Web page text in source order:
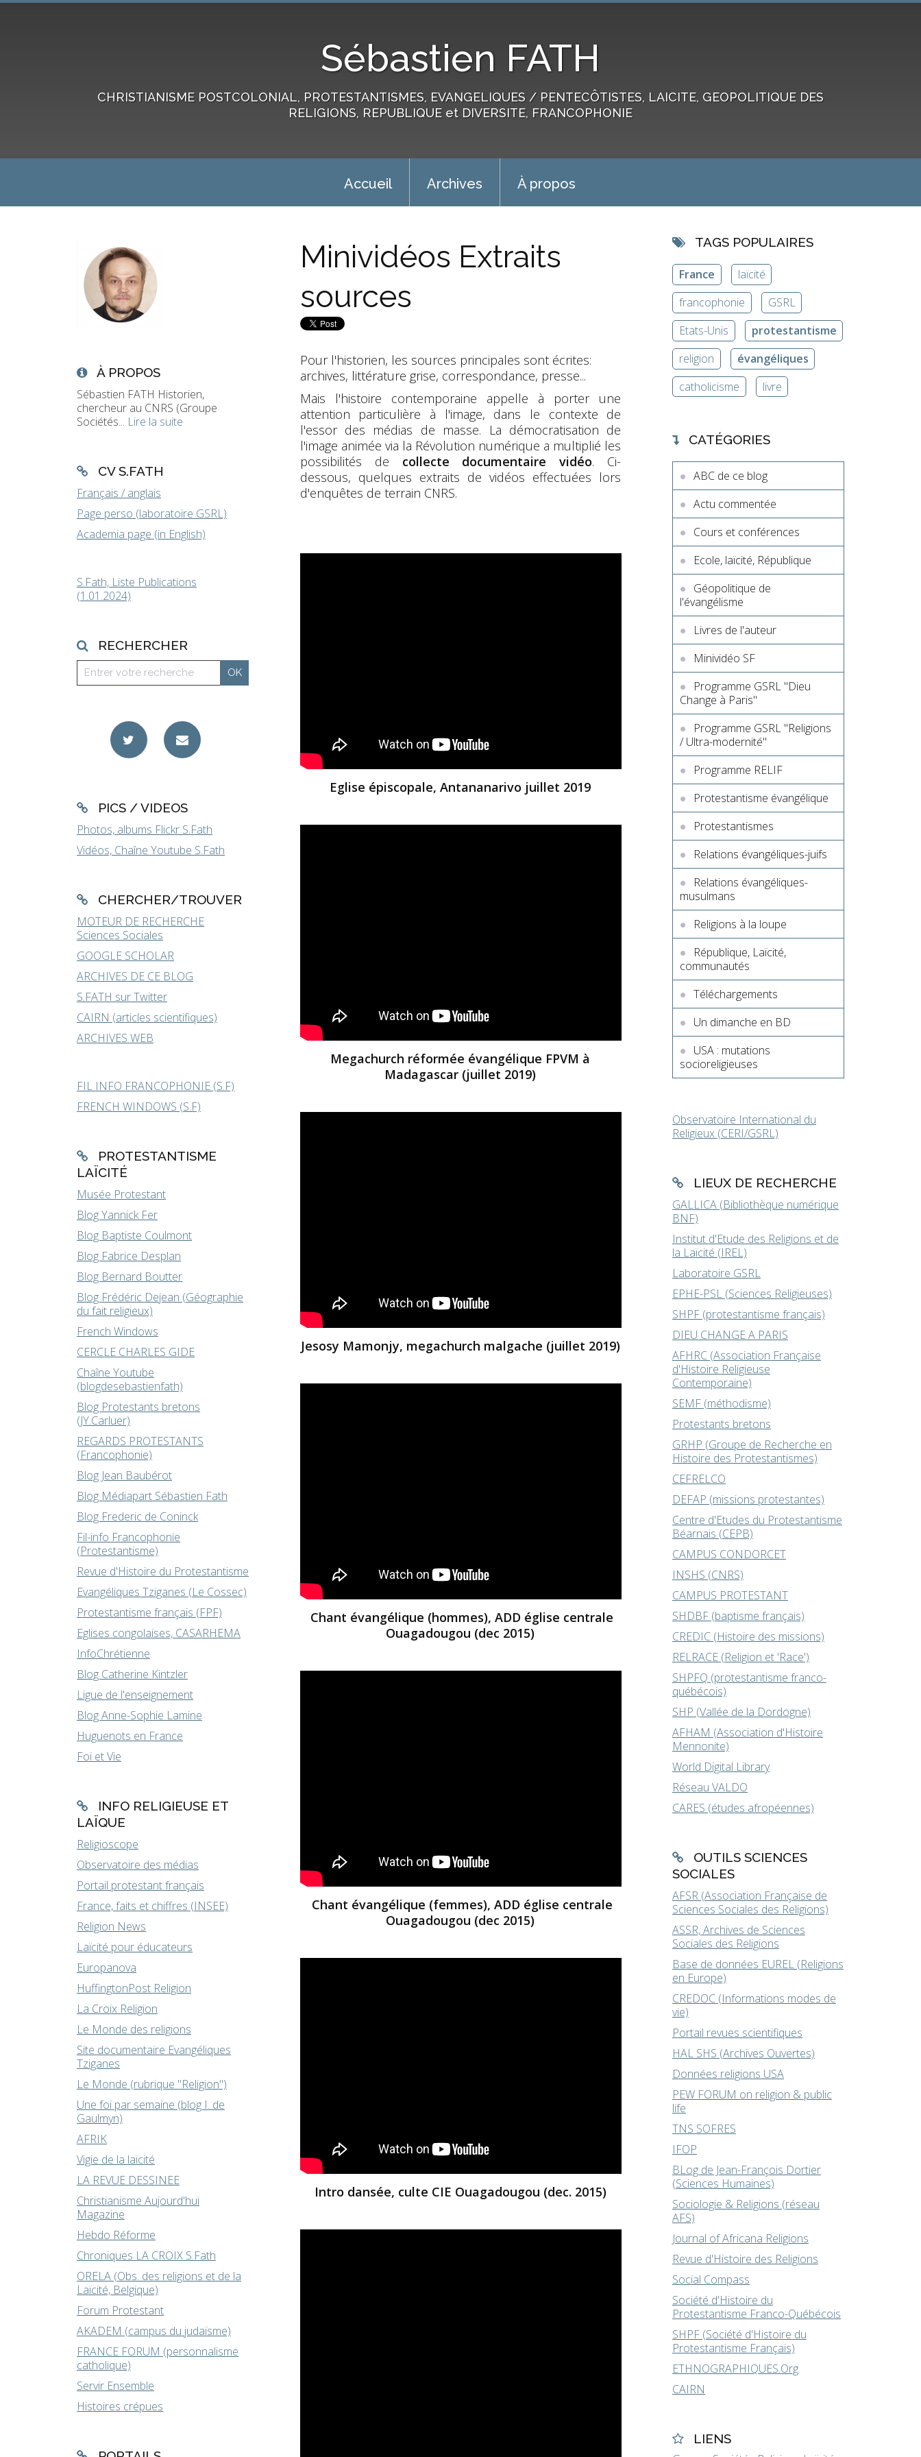
Sébastien FATH
CHRISTIANISME POSTCOLONIAL, PROTESTANTISMES, EVANGELIQUES / PENTECÔTISTES, LAICITE, GEOPOLITIQUE DES
RELIGIONS, REPUBLIQUE et DIVERSITE, FRANCOPHONIE
Accueil Archives À propos
À PROPOS
Sébastien FATH Historien,
chercheur au CNRS (Groupe
Sociétés... Lire la suite
CV S.FATH
Français / anglais
Page perso (laboratoire GSRL)
Academia page (in English)
S.Fath, Liste Publications
(1.01.2024)
RECHERCHER
PICS / VIDEOS
Photos, albums Flickr S.Fath
Vidéos, Chaîne Youtube S.Fath
CHERCHER/TROUVER
MOTEUR DE RECHERCHE
Sciences Sociales
GOOGLE SCHOLAR
ARCHIVES DE CE BLOG
S.FATH sur Twitter
CAIRN (articles scientifiques)
ARCHIVES WEB
FIL INFO FRANCOPHONIE (S.F)
FRENCH WINDOWS (S.F)
PROTESTANTISME
LAÏCITÉ
Musée Protestant
Blog Yannick Fer
Blog Baptiste Coulmont
Blog Fabrice Desplan
Blog Bernard Boutter
Blog Frédéric Dejean (Géographie
du fait religieux)
French Windows
CERCLE CHARLES GIDE
Chaîne Youtube
(blogdesebastienfath)
Blog Protestants bretons
(JY.Carluer)
REGARDS PROTESTANTS
(Francophonie)
Blog Jean Baubérot
Blog Médiapart Sébastien Fath
Blog Frederic de Coninck
Fil-info Francophonie
(Protestantisme)
Revue d'Histoire du Protestantisme
Evangéliques Tziganes (Le Cossec)
Protestantisme français (FPF)
Eglises congolaises, CASARHEMA
InfoChrétienne
Blog Catherine Kintzler
Ligue de l'enseignement
Blog Anne-Sophie Lamine
Huguenots en France
Foi et Vie
INFO RELIGIEUSE ET
LAÏQUE
Religioscope
Observatoire des médias
Portail protestant français
France, faits et chiffres (INSEE)
Religion News
Laïcité pour éducateurs
Europanova
HuffingtonPost Religion
La Croix Religion
Le Monde des religions
Site documentaire Evangéliques
Tziganes
Le Monde (rubrique "Religion")
Une foi par semaine (blog I. de
Gaulmyn)
AFRIK
Vigie de la laïcité
LA REVUE DESSINEE
Christianisme Aujourd'hui
Magazine
Hebdo Réforme
Chroniques LA CROIX S.Fath
ORELA (Obs. des religions et de la
Laïcité, Belgique)
Forum Protestant
AKADEM (campus du judaïsme)
FRANCE FORUM (personnalisme
catholique)
Servir Ensemble
Histoires crépues
Minividéos Extraits
sources
Pour l'historien, les sources principales sont écrites:
archives, littérature grise, correspondance, presse...
Mais l'histoire contemporaine appelle à porter une
attention particulière à l'image, dans le contexte de
l'essor des médias de masse. La démocratisation de
l'image animée via la Révolution numérique a multiplié les
possibilités de collecte documentaire vidéo. Ci-
dessous, quelques extraits de vidéos effectuées lors
d'enquêtes de terrain CNRS.
Eglise épiscopale, Antananarivo juillet 2019
Megachurch réformée évangélique FPVM à
Madagascar (juillet 2019)
Jesosy Mamonjy, megachurch malgache (juillet 2019)
Chant évangélique (hommes), ADD église centrale
Ouagadougou (dec 2015)
Chant évangélique (femmes), ADD église centrale
Ouagadougou (dec 2015)
Intro dansée, culte CIE Ouagadougou (dec. 2015)
TAGS POPULAIRES
France
laïcité
francophonie
GSRL
Etats-Unis
protestantisme
religion
évangéliques
catholicisme
livre
CATÉGORIES
ABC de ce blog
Actu commentée
Cours et conférences
Ecole, laïcité, République
Géopolitique de
l'évangélisme
Livres de l'auteur
Minividéo SF
Programme GSRL "Dieu
Change à Paris"
Programme GSRL "Religions
/ Ultra-modernité"
Programme RELIF
Protestantisme évangélique
Protestantismes
Relations évangéliques-juifs
Relations évangéliques-
musulmans
Religions à la loupe
République, Laïcité,
communautés
Téléchargements
Un dimanche en BD
USA : mutations
socioreligieuses
Observatoire International du
Religieux (CERI/GSRL)
LIEUX DE RECHERCHE
GALLICA (Bibliothèque numérique
BNF)
Institut d'Etude des Religions et de
la Laïcité (IREL)
Laboratoire GSRL
EPHE-PSL (Sciences Religieuses)
SHPF (protestantisme français)
DIEU CHANGE A PARIS
AFHRC (Association Française
d'Histoire Religieuse
Contemporaine)
SEMF (méthodisme)
Protestants bretons
GRHP (Groupe de Recherche en
Histoire des Protestantismes)
CEFRELCO
DEFAP (missions protestantes)
Centre d'Etudes du Protestantisme
Béarnais (CEPB)
CAMPUS CONDORCET
INSHS (CNRS)
CAMPUS PROTESTANT
SHDBF (baptisme français)
CREDIC (Histoire des missions)
RELRACE (Religion et 'Race')
SHPFQ (protestantisme franco-
québécois)
SHP (Vallée de la Dordogne)
AFHAM (Association d'Histoire
Mennonite)
World Digital Library
Réseau VALDO
CARES (études afropéennes)
OUTILS SCIENCES
SOCIALES
AFSR (Association Française de
Sciences Sociales des Religions)
ASSR, Archives de Sciences
Sociales des Religions
Base de données EUREL (Religions
en Europe)
CREDOC (Informations modes de
vie)
Portail revues scientifiques
HAL SHS (Archives Ouvertes)
Données religions USA
PEW FORUM on religion & public
life
TNS SOFRES
IFOP
BLog de Jean-François Dortier
(Sciences Humaines)
Sociologie & Religions (réseau
AFS)
Journal of Africana Religions
Revue d'Histoire des Religions
Social Compass
Société d'Histoire du
Protestantisme Franco-Québécois
SHPF (Société d'Histoire du
Protestantisme Français)
ETHNOGRAPHIQUES.Org
CAIRN
LIENS